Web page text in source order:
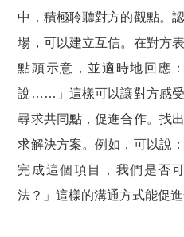
中，積極聆聽對方的觀點。
場，可以建立互信。在對方
點頭示意，並適時地回應
說……」這樣可以讓對方感受
尋求共同點，促進合作。找
求解決方案。例如，可以說
完成這個項目，我們是否
法？」這樣的溝通方式能促